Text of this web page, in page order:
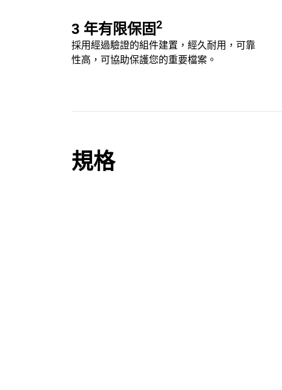
3 年有限保固2
採用經過驗證的組件建置，經久耐用，可靠
性高，可協助保護您的重要檔案。
規格